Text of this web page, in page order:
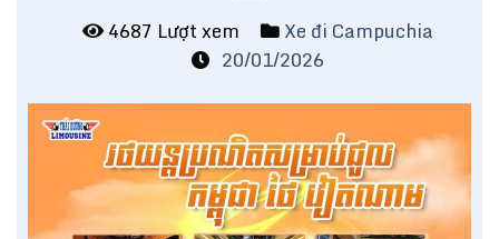
4687 Lượt xem
Xe đi Campuchia
20/01/2026